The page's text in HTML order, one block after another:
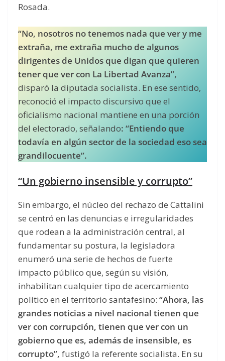
Rosada.
“No, nosotros no tenemos nada que ver y me
extraña, me extraña mucho de algunos
dirigentes de Unidos que digan que quieren
tener que ver con La Libertad Avanza”,
disparó la diputada socialista. En ese sentido,
reconoció el impacto discursivo que el
oficialismo nacional mantiene en una porción
del electorado, señalando: “Entiendo que
todavía en algún sector de la sociedad eso sea
grandilocuente”.
“Un gobierno insensible y corrupto”
Sin embargo, el núcleo del rechazo de Cattalini
se centró en las denuncias e irregularidades
que rodean a la administración central, al
fundamentar su postura, la legisladora
enumeró una serie de hechos de fuerte
impacto público que, según su visión,
inhabilitan cualquier tipo de acercamiento
político en el territorio santafesino: “Ahora, las
grandes noticias a nivel nacional tienen que
ver con corrupción, tienen que ver con un
gobierno que es, además de insensible, es
corrupto”, fustigó la referente socialista. En su